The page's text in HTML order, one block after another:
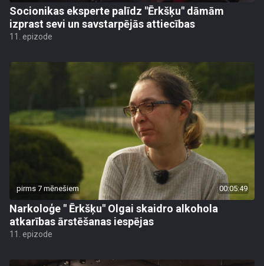
Socionikas eksperte palīdz "Ērkšķu" dāmām
izprast sevi un savstarpējās attiecības
11. epizode
pirms 7 mēnešiem 00:05:49
Narkoloģe " Ērkšķu" Olgai skaidro alkohola
atkarības ārstēšanas iespējas
11. epizode